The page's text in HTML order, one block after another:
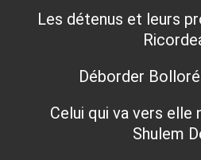
Les détenus et leurs
Déborder
Celui qui va vers elle
Shulem